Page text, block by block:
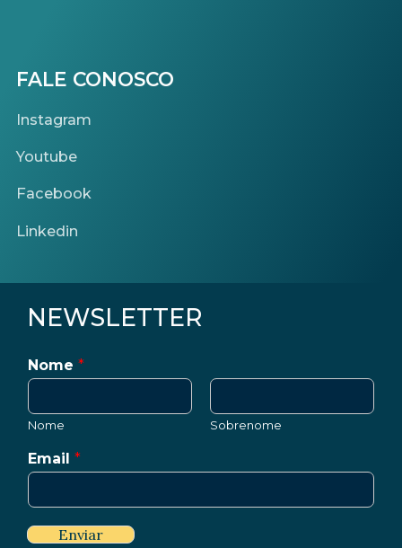
FALE CONOSCO
Instagram
Youtube
Facebook
Linkedin
NEWSLETTER
Nome *
Nome Sobrenome
Email *
Enviar